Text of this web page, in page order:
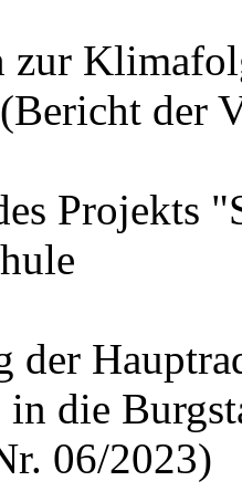
zur
der
Projekts
der
die
06/2023)